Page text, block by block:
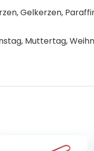
Gelkerzen,
Muttertag,